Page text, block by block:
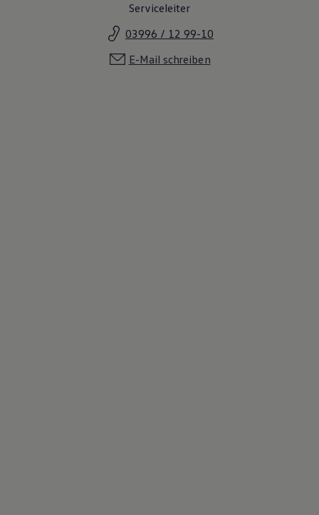
Serviceleiter
03996 / 12 99-10
E-Mail schreiben